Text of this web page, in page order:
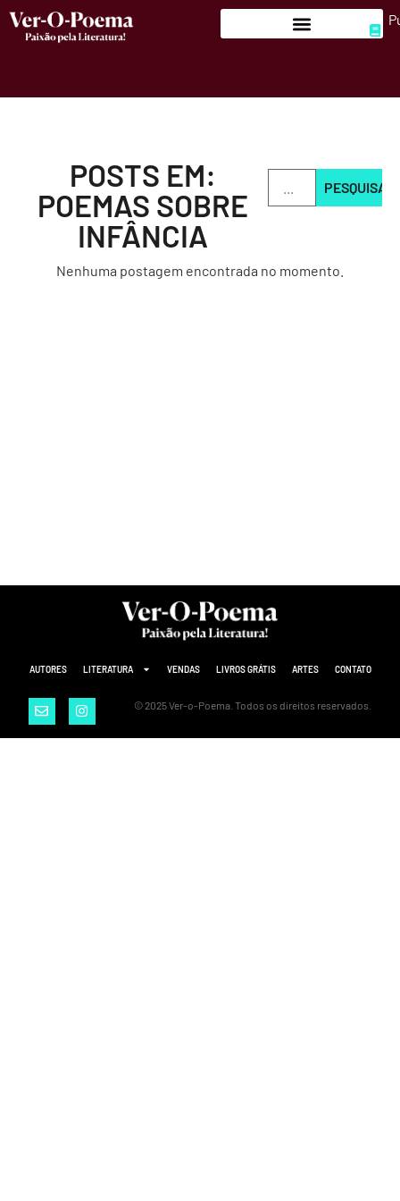
POSTS EM:
POEMAS SOBRE
INFÂNCIA
PESQUISAR
Nenhuma postagem encontrada no momento.
AUTORES LITERATURA VENDAS LIVROS GRÁTIS ARTES CONTATO
© 2025 Ver-o-Poema. Todos os direitos reservados.